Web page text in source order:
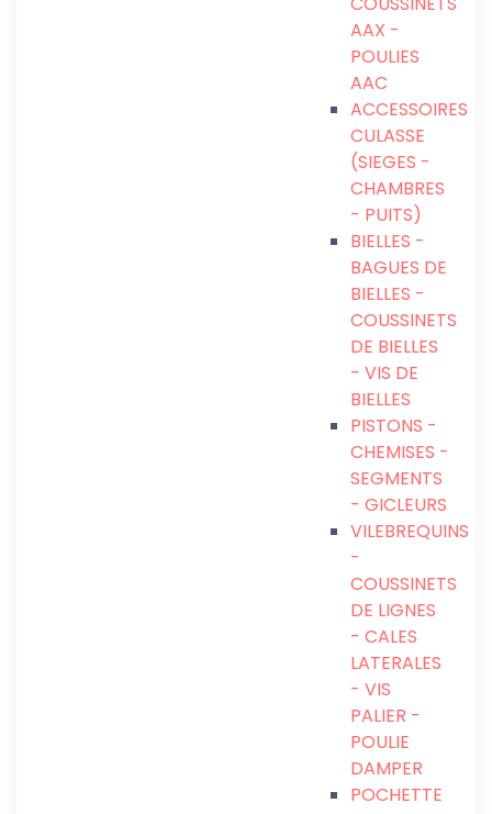
AAX -
POULIES
AAC
ACCESSOIRES
CULASSE
(SIEGES -
CHAMBRES
- PUITS)
BIELLES -
BAGUES DE
BIELLES -
COUSSINETS
DE BIELLES
- VIS DE
BIELLES
PISTONS -
CHEMISES -
SEGMENTS
- GICLEURS
VILEBREQUINS
-
COUSSINETS
DE LIGNES
- CALES
LATERALES
- VIS
PALIER -
POULIE
DAMPER
POCHETTE